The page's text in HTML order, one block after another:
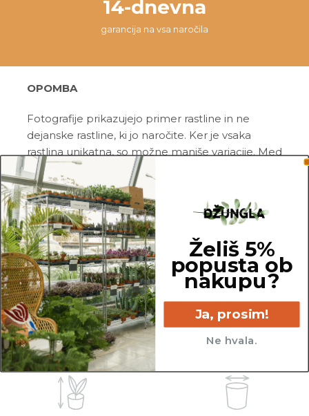
14-dnevna
garancija na vsa naročila
OPOMBA
Fotografije prikazujejo primer rastline in ne
dejanske rastline, ki jo naročite. Ker je vsaka
rastlina unikatna, so možne manjše variacije. Med
prikazano in kupljeno rastlino so lahko manjše
razlike v velikosti, variegaciji, številu listov, vej,
cvetov, itd …
Pred pošiljanjem vse rastline skrbno
pregledamo in zagotovimo, da gredo na pot
zdrave in čim bolj podobne izdelku na fotografiji.
Vse rastline so primarno v plastičnih sadilnih
lončkih. Višino sadilnega lonca je možno razbrati
iz slike z metrom. Okrasni lonec ni vključen v
ceno.
Želiš 5%
popusta ob
nakupu?
Ja, prosim!
Ne hvala.